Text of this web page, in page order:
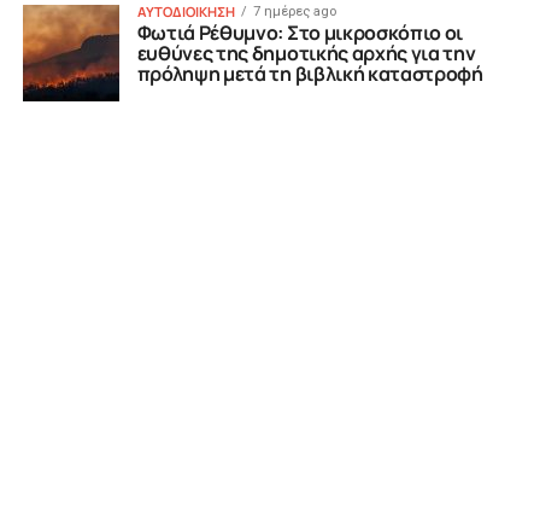
ΑΥΤΟΔΙΟΙΚΗΣΗ 7 ημέρες ago
Φωτιά Ρέθυμνο: Στο μικροσκόπιο οι
ευθύνες της δημοτικής αρχής για την
πρόληψη μετά τη βιβλική καταστροφή